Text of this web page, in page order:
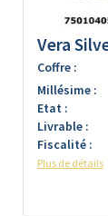
Vera
Coffre :
Millésime :
Etat :
Livrable :
Fiscalité :
Plus de détails